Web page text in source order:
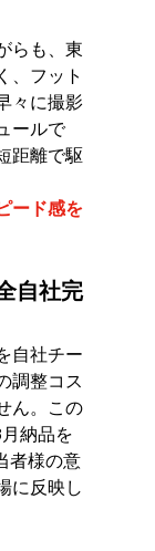
らも、東
、フット
々に撮影
ールで
距離で駆
ード感を
自社完
自社チー
調整コス
ん。この
納品を
者様の意
に反映し